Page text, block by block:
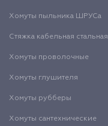
Хомуты пыльника ШРУСа
Стяжка кабельная стальная
Хомуты проволочные
Хомуты глушителя
Хомуты рубберы
Хомуты сантехнические